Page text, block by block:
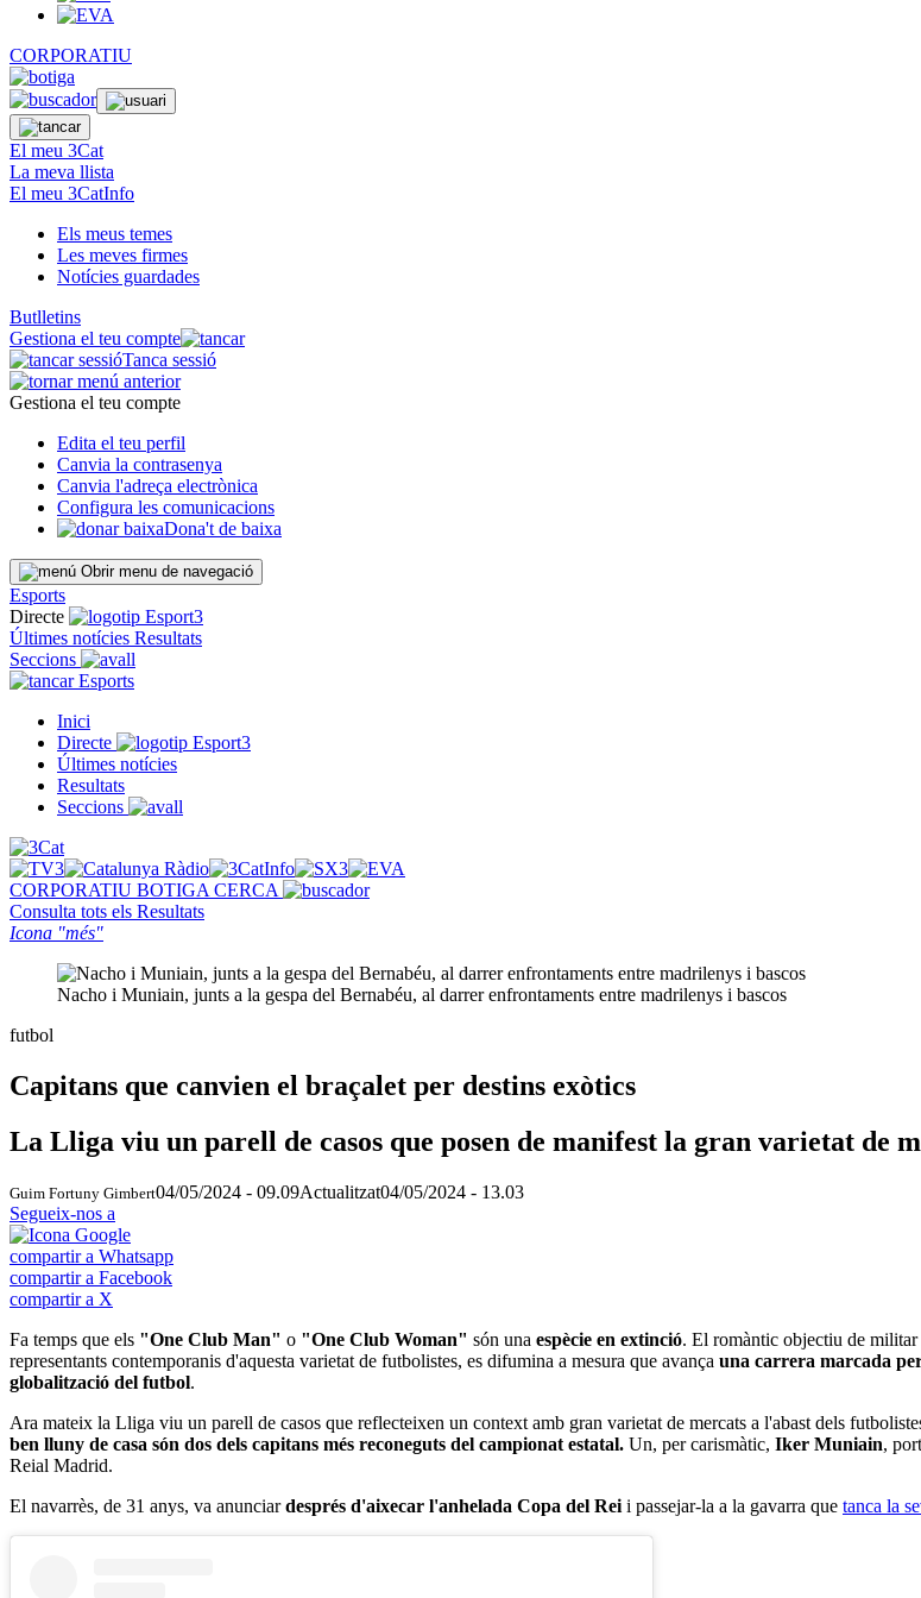
CORPORATIU
El meu 3Cat
La meva llista
El meu 3CatInfo
Els meus temes
Les meves firmes
Notícies guardades
Butlletins
Gestiona el teu compte
Tanca sessió
Gestiona el teu compte
Edita el teu perfil
Canvia la contrasenya
Canvia l'adreça electrònica
Configura les comunicacions
Dona't de baixa
Obrir menu de navegació
Esports
Directe
Últimes notícies Resultats
Seccions
Esports
Inici
Directe
Últimes notícies
Resultats
Seccions
CORPORATIU BOTIGA CERCA
Consulta tots els Resultats
Icona "més"
Nacho i Muniain, junts a la gespa del Bernabéu, al darrer enfrontaments entre madrilenys i bascos
futbol
Capitans que canvien el braçalet per destins exòtics
La Lliga viu un parell de casos que posen de manifest la gran varietat de
Guim Fortuny Gimbert04/05/2024 - 09.09Actualitzat04/05/2024 - 13.03
Segueix-nos a
compartir a Whatsapp
compartir a Facebook
compartir a X
Fa temps que els "One Club Man" o "One Club Woman" són una espècie en extinció. El romàntic objectiu de
representants contemporanis d'aquesta varietat de futbolistes, es difumina a mesura que avança una carrera marcada
globalització del futbol.
Ara mateix la Lliga viu un parell de casos que reflecteixen un context amb gran varietat de mercats a l'abast dels
ben lluny de casa són dos dels capitans més reconeguts del campionat estatal. Un, per carismàtic, Iker Muniain,
Reial Madrid.
El navarrès, de 31 anys, va anunciardesprés d'aixecar l'anhelada Copa del Rei i passejar-la a la gavarra que tanca la